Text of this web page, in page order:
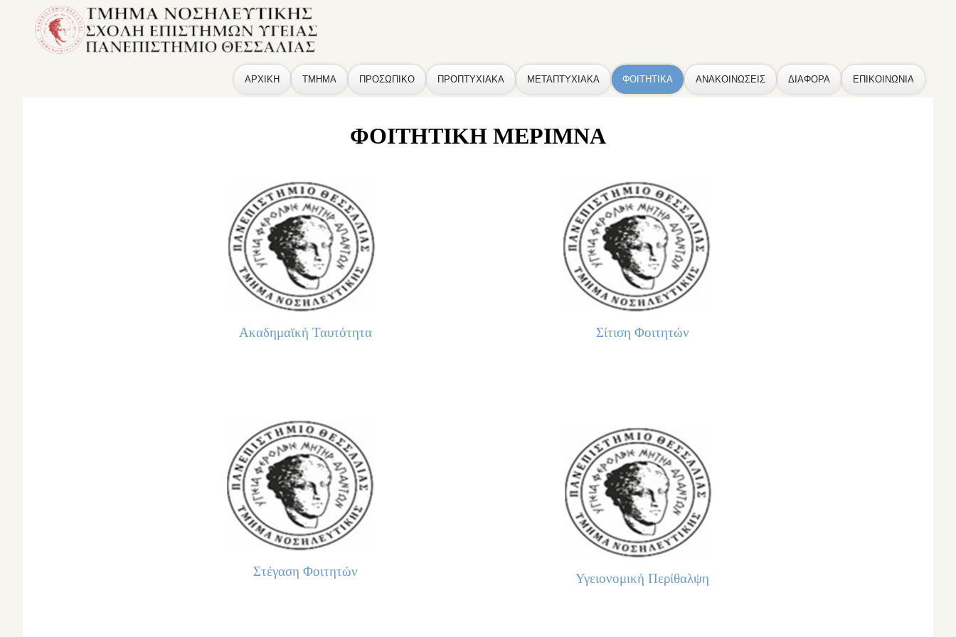
ΑΡΧΙΚΗ ΤΜΗΜΑ ΠΡΟΣΩΠΙΚΟ ΠΡΟΠΤΥΧΙΑΚΑ ΜΕΤΑΠΤΥΧΙΑΚΑ ΦΟΙΤΗΤΙΚΑ ΑΝΑΚΟΙΝΩΣΕΙΣ ΔΙΑΦΟΡΑ ΕΠΙΚΟΙΝΩΝΙΑ
ΦΟΙΤΗΤΙΚΗ ΜΕΡΙΜΝΑ
Ακαδημαϊκή Ταυτότητα Σίτιση Φοιτητών
Στέγαση Φοιτητών Υγειονομική Περίθαλψη